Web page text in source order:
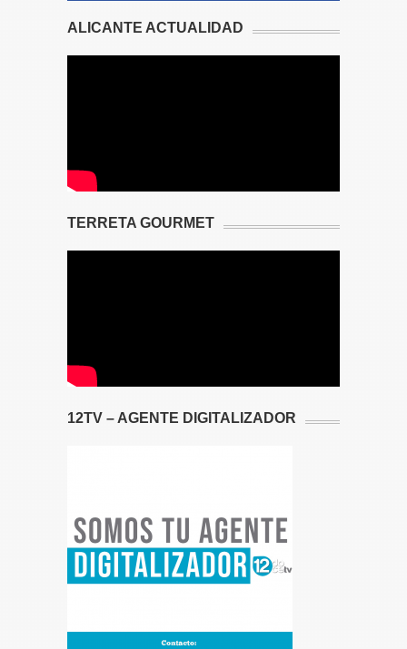
ALICANTE ACTUALIDAD
TERRETA GOURMET
12TV – AGENTE DIGITALIZADOR